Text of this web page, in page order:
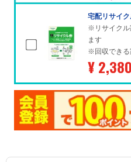
宅配リサイ
※リサイクル
ます
※回収できる
¥ 2,380